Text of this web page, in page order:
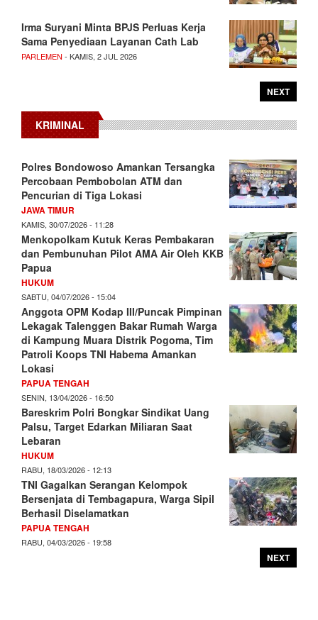
Irma Suryani Minta BPJS Perluas Kerja
Sama Penyediaan Layanan Cath Lab
PARLEMEN - KAMIS, 2 JUL 2026
NEXT
KRIMINAL
Polres Bondowoso Amankan Tersangka
Percobaan Pembobolan ATM dan
Pencurian di Tiga Lokasi
JAWA TIMUR
KAMIS, 30/07/2026 - 11:28
Menkopolkam Kutuk Keras Pembakaran
dan Pembunuhan Pilot AMA Air Oleh KKB
Papua
HUKUM
SABTU, 04/07/2026 - 15:04
Anggota OPM Kodap III/Puncak Pimpinan
Lekagak Talenggen Bakar Rumah Warga
di Kampung Muara Distrik Pogoma, Tim
Patroli Koops TNI Habema Amankan
Lokasi
PAPUA TENGAH
SENIN, 13/04/2026 - 16:50
Bareskrim Polri Bongkar Sindikat Uang
Palsu, Target Edarkan Miliaran Saat
Lebaran
HUKUM
RABU, 18/03/2026 - 12:13
TNI Gagalkan Serangan Kelompok
Bersenjata di Tembagapura, Warga Sipil
Berhasil Diselamatkan
PAPUA TENGAH
RABU, 04/03/2026 - 19:58
NEXT